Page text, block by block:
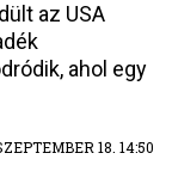
az USA
ahol egy
18. 14:50